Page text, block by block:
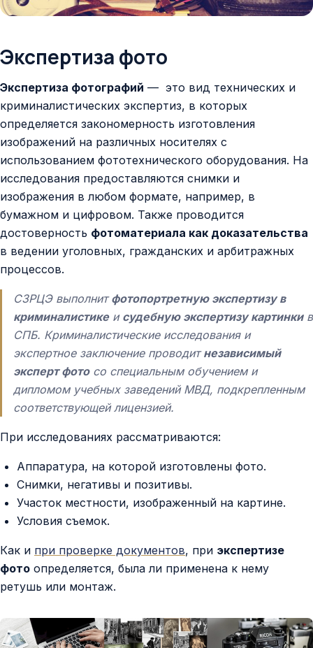
Контакты
Экспертиза фото
Экспертиза фотографий — это вид технических и
криминалистических экспертиз, в которых
определяется закономерность изготовления
изображений на различных носителях с
использованием фототехнического оборудования. На
исследования предоставляются снимки и
изображения в любом формате, например, в
бумажном и цифровом. Также проводится
достоверность фотоматериала как доказательства
в ведении уголовных, гражданских и арбитражных
процессов.
СЗРЦЭ выполнитфотопортретную экспертизу в
криминалистикеи судебную экспертизу картинкив
СПБ. Криминалистические исследования и
экспертное заключение проводитнезависимый
эксперт фотосо специальным обучением и
дипломом учебных заведений МВД, подкрепленным
соответствующей лицензией.
При исследованиях рассматриваются:
Аппаратура, на которой изготовлены фото.
Снимки, негативы и позитивы.
Участок местности, изображенный на картине.
Условия съемок.
Как и при проверке документов, при экспертизе
фото определяется, была ли применена к нему
ретушь или монтаж.